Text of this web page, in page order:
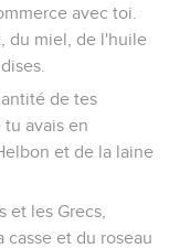
avec toi.
du miel, de l'huile
de tes
avais en
et de la laine
et les Grecs,
et du roseau